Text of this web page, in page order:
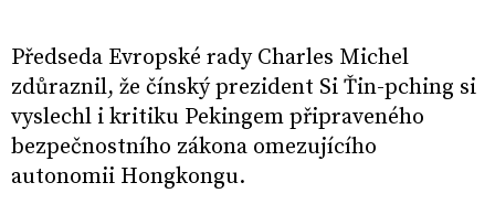
Předseda Evropské rady Charles Michel
zdůraznil, že čínský prezident Si Ťin-pching si
vyslechl i kritiku Pekingem připraveného
bezpečnostního zákona omezujícího
autonomii Hongkongu.